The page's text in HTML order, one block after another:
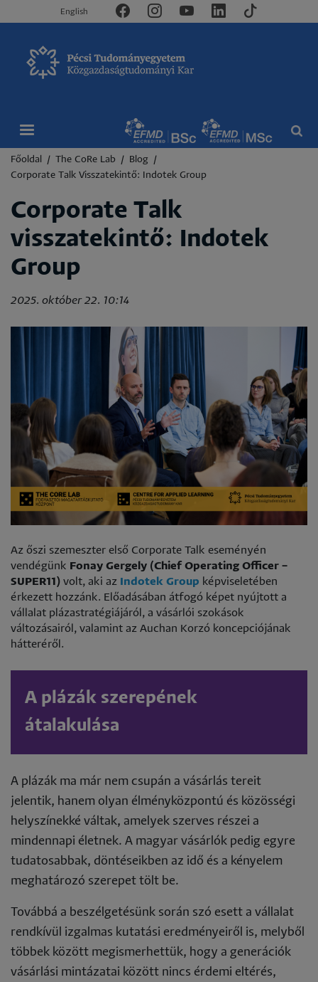
English
Morzsa
Főoldal The CoRe Lab
Blog
Corporate Talk Visszatekintő: Indotek Group
Corporate Talk
visszatekintő: Indotek
Group
2025. október 22. 10:14
Az őszi szemeszter első Corporate Talk eseményén
vendégünk Fonay Gergely (Chief Operating Officer –
SUPER11) volt, aki az Indotek Group képviseletében
érkezett hozzánk. Előadásában átfogó képet nyújtott a
vállalat plázastratégiájáról, a vásárlói szokások
változásairól, valamint az Auchan Korzó koncepciójának
hátteréről.
A plázák szerepének
átalakulása
A plázák ma már nem csupán a vásárlás tereit
jelentik, hanem olyan élményközpontú és közösségi
helyszínekké váltak, amelyek szerves részei a
mindennapi életnek. A magyar vásárlók pedig egyre
tudatosabbak, döntéseikben az idő és a kényelem
meghatározó szerepet tölt be.
Továbbá a beszélgetésünk során szó esett a vállalat
rendkívül izgalmas kutatási eredményeiről is, melyből
többek között megismerhettük, hogy a generációk
vásárlási mintázatai között nincs érdemi eltérés,